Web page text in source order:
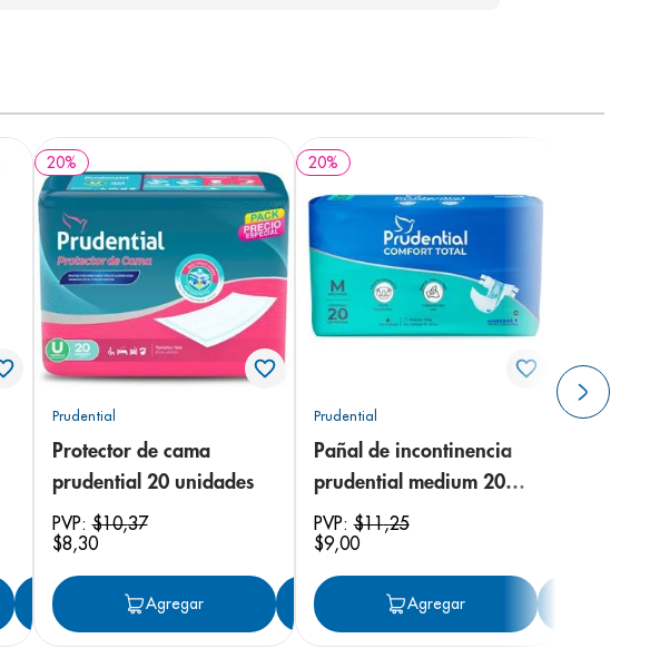
Agregar
20%
Prudential
Protector de cama
prudential 20 unidades
PVP:$10,37
$8,30
Agregar Agregar
20%
Prudential
Pañal de incontinencia
prudential medium 20
unidades
PVP:$11,25
$9,00
Agregar